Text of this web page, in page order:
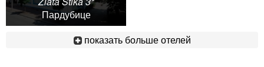
Пардубице
показать больше отелей